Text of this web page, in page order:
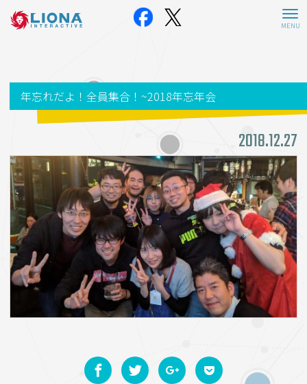
年忘れだよ！全員集合！~2018年忘年会
2018.12.27